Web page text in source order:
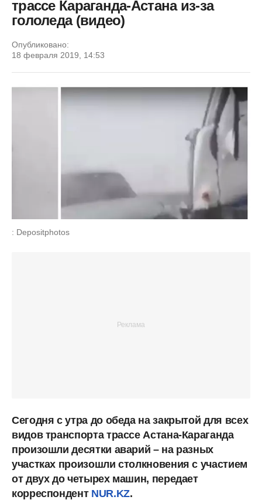
трассе Караганда-Астана из-за
гололеда (видео)
Опубликовано:
18 февраля 2019, 14:53
: Depositphotos
Сегодня с утра до обеда на закрытой для всех
видов транспорта трассе Астана-Караганда
произошли десятки аварий – на разных
участках произошли столкновения с участием
от двух до четырех машин, передает
корреспондент NUR.KZ.